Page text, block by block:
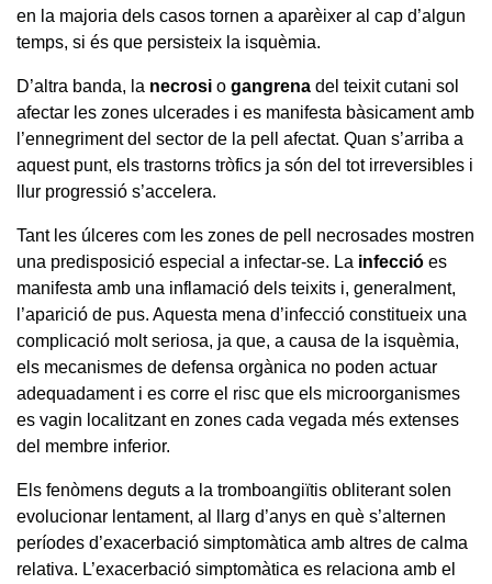
en la majoria dels casos tornen a aparèixer al cap d’algun
temps, si és que persisteix la isquèmia.
D’altra banda, la necrosi o gangrena del teixit cutani sol
afectar les zones ulcerades i es manifesta bàsicament amb
l’ennegriment del sector de la pell afectat. Quan s’arriba a
aquest punt, els trastorns tròfics ja són del tot irreversibles i
llur progressió s’accelera.
Tant les úlceres com les zones de pell necrosades mostren
una predisposició especial a infectar-se. La infecció es
manifesta amb una inflamació dels teixits i, generalment,
l’aparició de pus. Aquesta mena d’infecció constitueix una
complicació molt seriosa, ja que, a causa de la isquèmia,
els mecanismes de defensa orgànica no poden actuar
adequadament i es corre el risc que els microorganismes
es vagin localitzant en zones cada vegada més extenses
del membre inferior.
Els fenòmens deguts a la tromboangiïtis obliterant solen
evolucionar lentament, al llarg d’anys en què s’alternen
períodes d’exacerbació simptomàtica amb altres de calma
relativa. L’exacerbació simptomàtica es relaciona amb el